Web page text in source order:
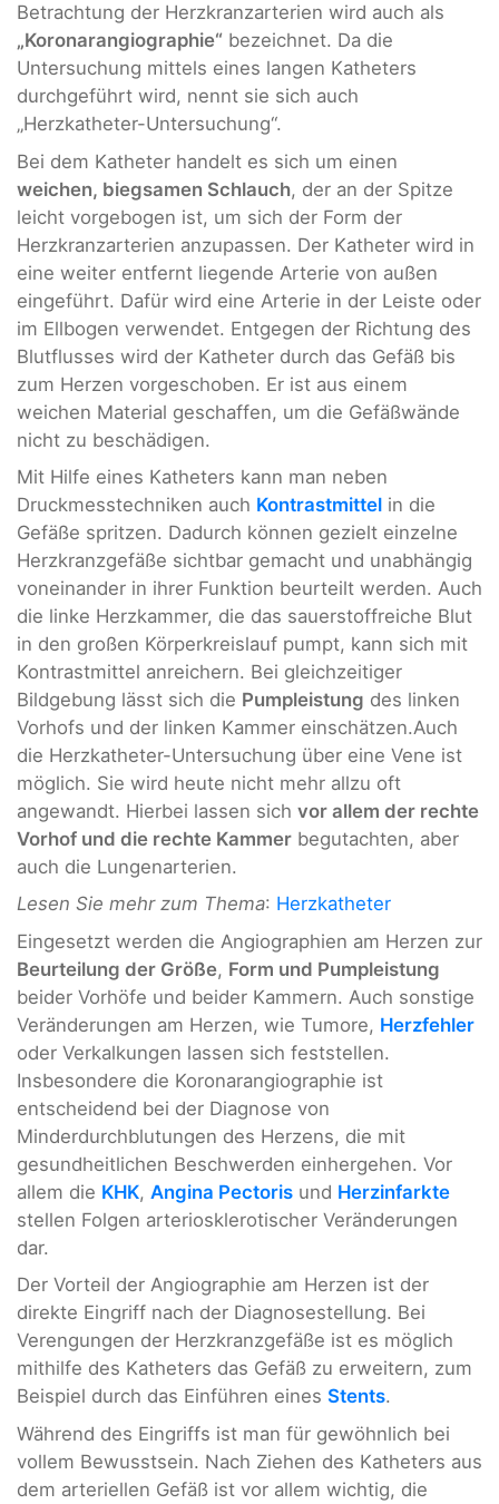
Betrachtung der Herzkranzarterien wird auch als
„Koronarangiographie“ bezeichnet. Da die
Untersuchung mittels eines langen Katheters
durchgeführt wird, nennt sie sich auch
„Herzkatheter-Untersuchung“.
Bei dem Katheter handelt es sich um einen
weichen, biegsamen Schlauch, der an der Spitze
leicht vorgebogen ist, um sich der Form der
Herzkranzarterien anzupassen. Der Katheter wird in
eine weiter entfernt liegende Arterie von außen
eingeführt. Dafür wird eine Arterie in der Leiste oder
im Ellbogen verwendet. Entgegen der Richtung des
Blutflusses wird der Katheter durch das Gefäß bis
zum Herzen vorgeschoben. Er ist aus einem
weichen Material geschaffen, um die Gefäßwände
nicht zu beschädigen.
Mit Hilfe eines Katheters kann man neben
Druckmesstechniken auch Kontrastmittel in die
Gefäße spritzen. Dadurch können gezielt einzelne
Herzkranzgefäße sichtbar gemacht und unabhängig
voneinander in ihrer Funktion beurteilt werden. Auch
die linke Herzkammer, die das sauerstoffreiche Blut
in den großen Körperkreislauf pumpt, kann sich mit
Kontrastmittel anreichern. Bei gleichzeitiger
Bildgebung lässt sich die Pumpleistung des linken
Vorhofs und der linken Kammer einschätzen.Auch
die Herzkatheter-Untersuchung über eine Vene ist
möglich. Sie wird heute nicht mehr allzu oft
angewandt. Hierbei lassen sich vor allem der rechte
Vorhof und die rechte Kammer begutachten, aber
auch die Lungenarterien.
Lesen Sie mehr zum Thema: Herzkatheter
Eingesetzt werden die Angiographien am Herzen zur
Beurteilung der Größe, Form und Pumpleistung
beider Vorhöfe und beider Kammern. Auch sonstige
Veränderungen am Herzen, wie Tumore, Herzfehler
oder Verkalkungen lassen sich feststellen.
Insbesondere die Koronarangiographie ist
entscheidend bei der Diagnose von
Minderdurchblutungen des Herzens, die mit
gesundheitlichen Beschwerden einhergehen. Vor
allem die KHK, Angina Pectoris und Herzinfarkte
stellen Folgen arteriosklerotischer Veränderungen
dar.
Der Vorteil der Angiographie am Herzen ist der
direkte Eingriff nach der Diagnosestellung. Bei
Verengungen der Herzkranzgefäße ist es möglich
mithilfe des Katheters das Gefäß zu erweitern, zum
Beispiel durch das Einführen eines Stents.
Während des Eingriffs ist man für gewöhnlich bei
vollem Bewusstsein. Nach Ziehen des Katheters aus
dem arteriellen Gefäß ist vor allem wichtig, die